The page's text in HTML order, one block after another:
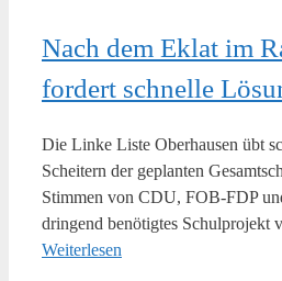
Nach dem Eklat im
fordert schnelle
Die Linke Liste Oberhausen übt
Scheitern der geplanten
Stimmen von CDU, FOB-FDP
dringend benötigtes Schulprojekt
Weiterlesen